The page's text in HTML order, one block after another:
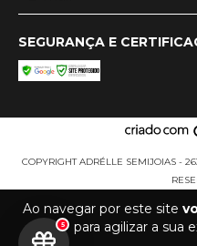
Ao navegar por este site
para agilizar a sua
SEGURANÇA E
COPYRIGHT ADRÉLLE SEMIJOIAS -
5